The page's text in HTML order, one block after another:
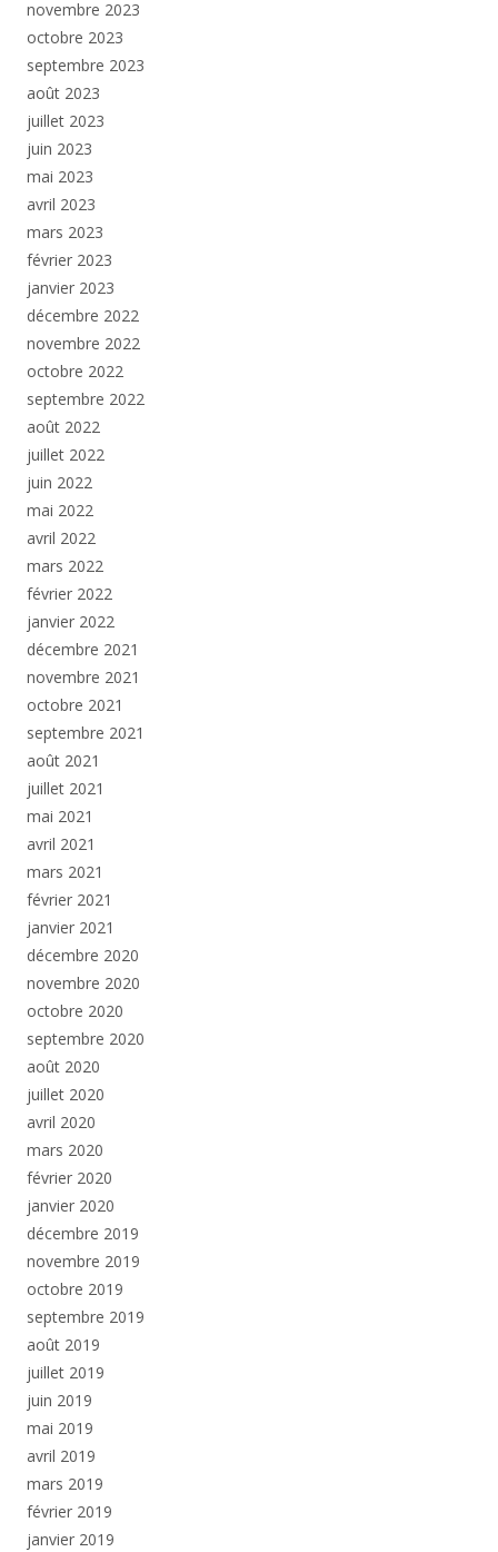
novembre 2023
octobre 2023
septembre 2023
août 2023
juillet 2023
juin 2023
mai 2023
avril 2023
mars 2023
février 2023
janvier 2023
décembre 2022
novembre 2022
octobre 2022
septembre 2022
août 2022
juillet 2022
juin 2022
mai 2022
avril 2022
mars 2022
février 2022
janvier 2022
décembre 2021
novembre 2021
octobre 2021
septembre 2021
août 2021
juillet 2021
mai 2021
avril 2021
mars 2021
février 2021
janvier 2021
décembre 2020
novembre 2020
octobre 2020
septembre 2020
août 2020
juillet 2020
avril 2020
mars 2020
février 2020
janvier 2020
décembre 2019
novembre 2019
octobre 2019
septembre 2019
août 2019
juillet 2019
juin 2019
mai 2019
avril 2019
mars 2019
février 2019
janvier 2019